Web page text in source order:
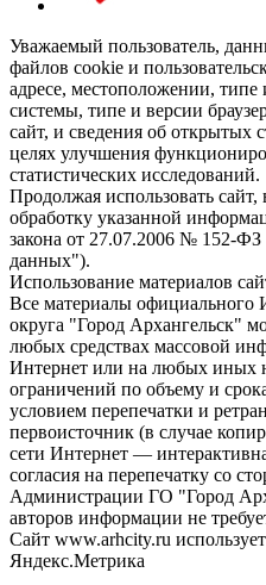
Уважаемый пользователь,
файлов cookie и
адресе, местоположении,
системы, типе и версии
сайт, и сведения об открытых
целях улучшения
статистических исследований.
Продолжая использовать сайт,
обработку указанной
закона от 27.07.2006 № 152-
данных").
Использование материалов
Все материалы официального
округа "Город Архангельск"
любых средствах массовой
Интернет или на любых иных
ограничений по объему и
условием перепечатки и
первоисточник (в случае
сети Интернет —
согласия на перепечатку со
Администрации ГО "Город
авторов информации не
Сайт www.arhcity.ru
Яндекс.Метрика